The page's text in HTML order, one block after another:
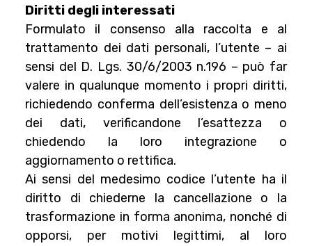
Diritti degli interessati
Formulato il consenso alla raccolta e al
trattamento dei dati personali, l’utente – ai
sensi del D. Lgs. 30/6/2003 n.196 – può far
valere in qualunque momento i propri diritti,
richiedendo conferma dell’esistenza o meno
dei dati, verificandone l’esattezza o
chiedendo la loro integrazione o
aggiornamento o rettifica.
Ai sensi del medesimo codice l’utente ha il
diritto di chiederne la cancellazione o la
trasformazione in forma anonima, nonché di
opporsi, per motivi legittimi, al loro